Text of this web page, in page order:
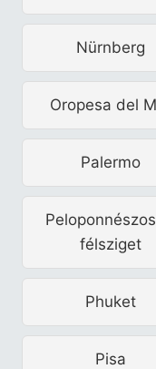
Nürnberg
Oropesa del
Palermo
félsziget
Phuket
Pisa